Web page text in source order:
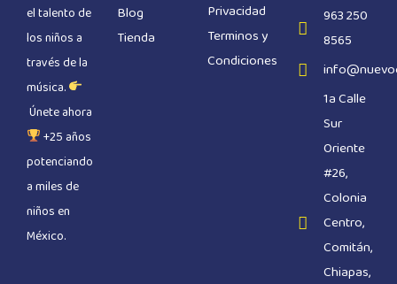
el talento de
los niños a
través de la
música.
Únete ahora
+25 años
potenciando
a miles de
niños en
México.
Blog
Tienda
Privacidad
Terminos y
Condiciones
963 250
8565
1a Calle
Sur
Oriente
#26,
Colonia
Centro,
Comitán,
Chiapas,